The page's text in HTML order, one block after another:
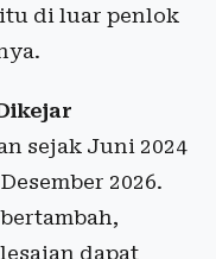
itu di luar penlok
sejak Juni 2024
2026.
dapat